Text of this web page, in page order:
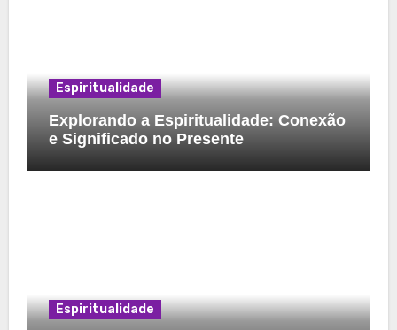
Espiritualidade
Explorando a Espiritualidade: Conexão
e Significado no Presente
Espiritualidade